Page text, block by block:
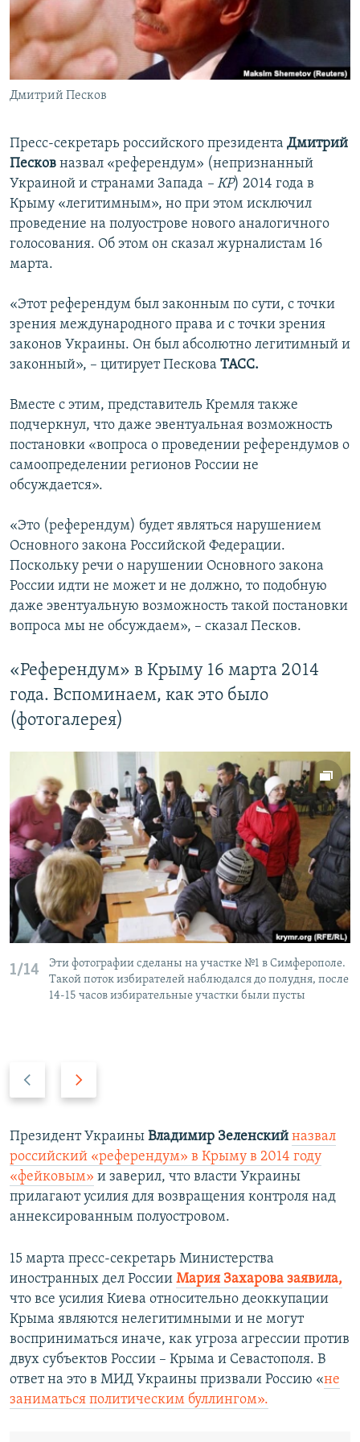
ПОБЕДИТЕЛЕЙ НЕ СУДЯТ?
КРЫМ.НЕПОКОРЕННЫЙ
ELIFBE
УКРАИНСКАЯ ПРОБЛЕМА КРЫМА
ПРИСОЕДИНЯЙТЕСЬ!
Дмитрий Песков
Пресс-секретарь российского президента Дмитрий
Песков назвал «референдум» (непризнанный
Украиной и странами Запада – КР) 2014 года в
Крыму «легитимным», но при этом исключил
проведение на полуострове нового аналогичного
голосования. Об этом он сказал журналистам 16
марта.
«Этот референдум был законным по сути, с точки
зрения международного права и с точки зрения
законов Украины. Он был абсолютно легитимный и
законный», – цитирует Пескова ТАСС.
Вместе с этим, представитель Кремля также
подчеркнул, что даже эвентуальная возможность
постановки «вопроса о проведении референдумов о
самоопределении регионов России не
обсуждается».
«Это (референдум) будет являться нарушением
Основного закона Российской Федерации.
Поскольку речи о нарушении Основного закона
России идти не может и не должно, то подобную
даже эвентуальную возможность такой постановки
вопроса мы не обсуждаем», – сказал Песков.
«Референдум» в Крыму 16 марта 2014
года. Вспоминаем, как это было
(фотогалерея)
1/14
Эти фотографии сделаны на участке №1 в Симферополе.
Такой поток избирателей наблюдался до полудня, после
14-15 часов избирательные участки были пусты
д
ы
д
у
щ
й
с
л
а
й
д
д
у
ю
щ
и
с
л
а
й
д
Президент Украины Владимир Зеленский назвал
российский «референдум» в Крыму в 2014 году
«фейковым» и заверил, что власти Украины
прилагают усилия для возвращения контроля над
аннексированным полуостровом.
15 марта пресс-секретарь Министерства
иностранных дел России Мария Захарова заявила,
что все усилия Киева относительно деоккупации
Крыма являются нелегитимными и не могут
восприниматься иначе, как угроза агрессии против
двух субъектов России – Крыма и Севастополя. В
ответ на это в МИД Украины призвали Россию «не
заниматься политическим буллингом».